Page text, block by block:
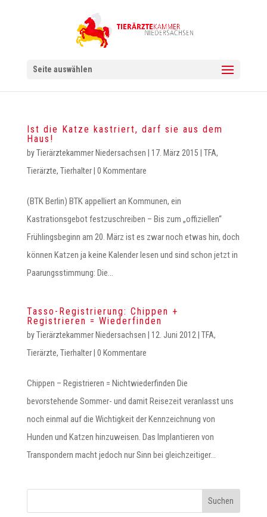
Seite auswählen
Ist die Katze kastriert, darf sie aus dem
Haus!
byTierärztekammer Niedersachsen 17. März 2015 TFA,
Tierärzte, Tierhalter| 0 Kommentare
(BTK Berlin) BTK appelliert an Kommunen, ein
Kastrationsgebot festzuschreiben – Bis zum „offiziellen“
Frühlingsbeginn am 20. März ist es zwar noch etwas hin, doch
können Katzen ja keine Kalender lesen und sind schon jetzt in
Paarungsstimmung: Die...
Tasso-Registrierung: Chippen +
Registrieren = Wiederfinden
byTierärztekammer Niedersachsen 12. Juni 2012 TFA,
Tierärzte, Tierhalter| 0 Kommentare
Chippen – Registrieren = Nichtwiederfinden Die
bevorstehende Sommer- und damit Reisezeit veranlasst uns
noch einmal auf die Wichtigkeit der Kennzeichnung von
Hunden und Katzen hinzuweisen. Das Implantieren von
Transpondern macht jedoch nur Sinn bei gleichzeitiger...